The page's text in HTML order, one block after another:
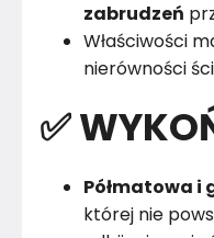
zabrudzeń
Właściwości
nierówności
✅
Półmatowa i
której nie